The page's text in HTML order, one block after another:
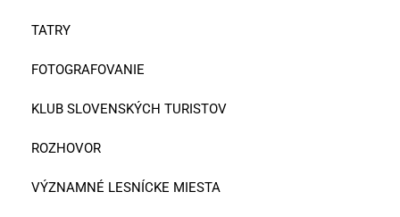
TATRY
FOTOGRAFOVANIE
KLUB SLOVENSKÝCH TURISTOV
ROZHOVOR
VÝZNAMNÉ LESNÍCKE MIESTA